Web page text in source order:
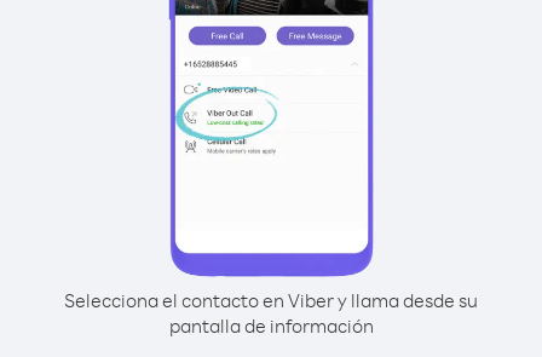
Selecciona el contacto en Viber y llama desde su
pantalla de información